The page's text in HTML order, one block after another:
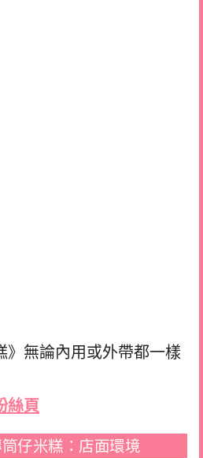
》無論內用或外帶都一樣
絲頁
仔米糕：店面環境